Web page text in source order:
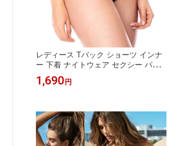
レディース Tバック ショーツ インナ
ー 下着 ナイトウェア セクシー パン
ツ インポート ブラジリアン 通販 イ
ンポートランジェリー パンツスタイ
1,690 円